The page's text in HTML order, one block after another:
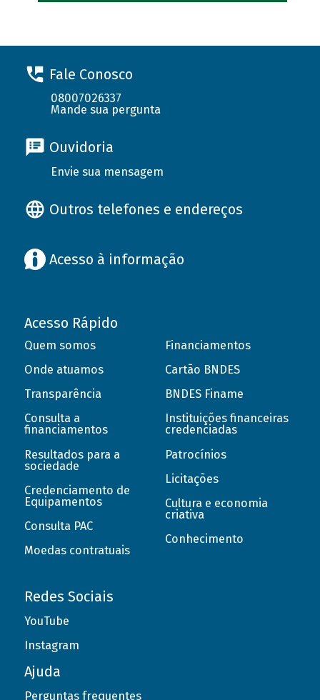
Fale Conosco
08007026337
Mande sua pergunta
Ouvidoria
Envie sua mensagem
Outros telefones e endereços
Acesso à informação
Acesso Rápido
Quem somos
Onde atuamos
Transparência
Consulta a
financiamentos
Resultados para a
sociedade
Credenciamento de
Equipamentos
Consulta PAC
Moedas contratuais
Financiamentos
Cartão BNDES
BNDES Finame
Instituições financeiras
credenciadas
Patrocínios
Licitações
Cultura e economia
criativa
Conhecimento
Redes Sociais
YouTube
Instagram
Ajuda
Perguntas frequentes